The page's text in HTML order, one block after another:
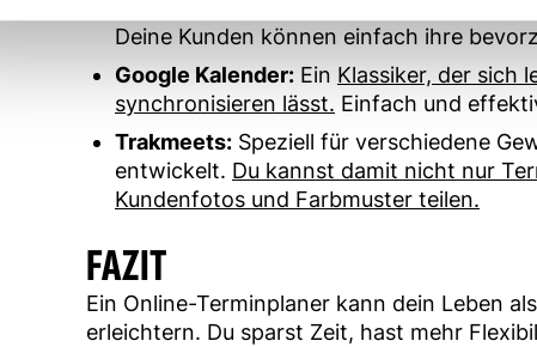
Deine Kunden können einfach ihre
Google Kalender: Ein Klassiker, der sich
synchronisieren lässt. Einfach und
Trakmeets: Speziell für verschiedene
entwickelt. Du kannst damit nicht nur
Kundenfotos und Farbmuster teilen.
FAZIT
Ein Online-Terminplaner kann dein Leben
erleichtern. Du sparst Zeit, hast mehr